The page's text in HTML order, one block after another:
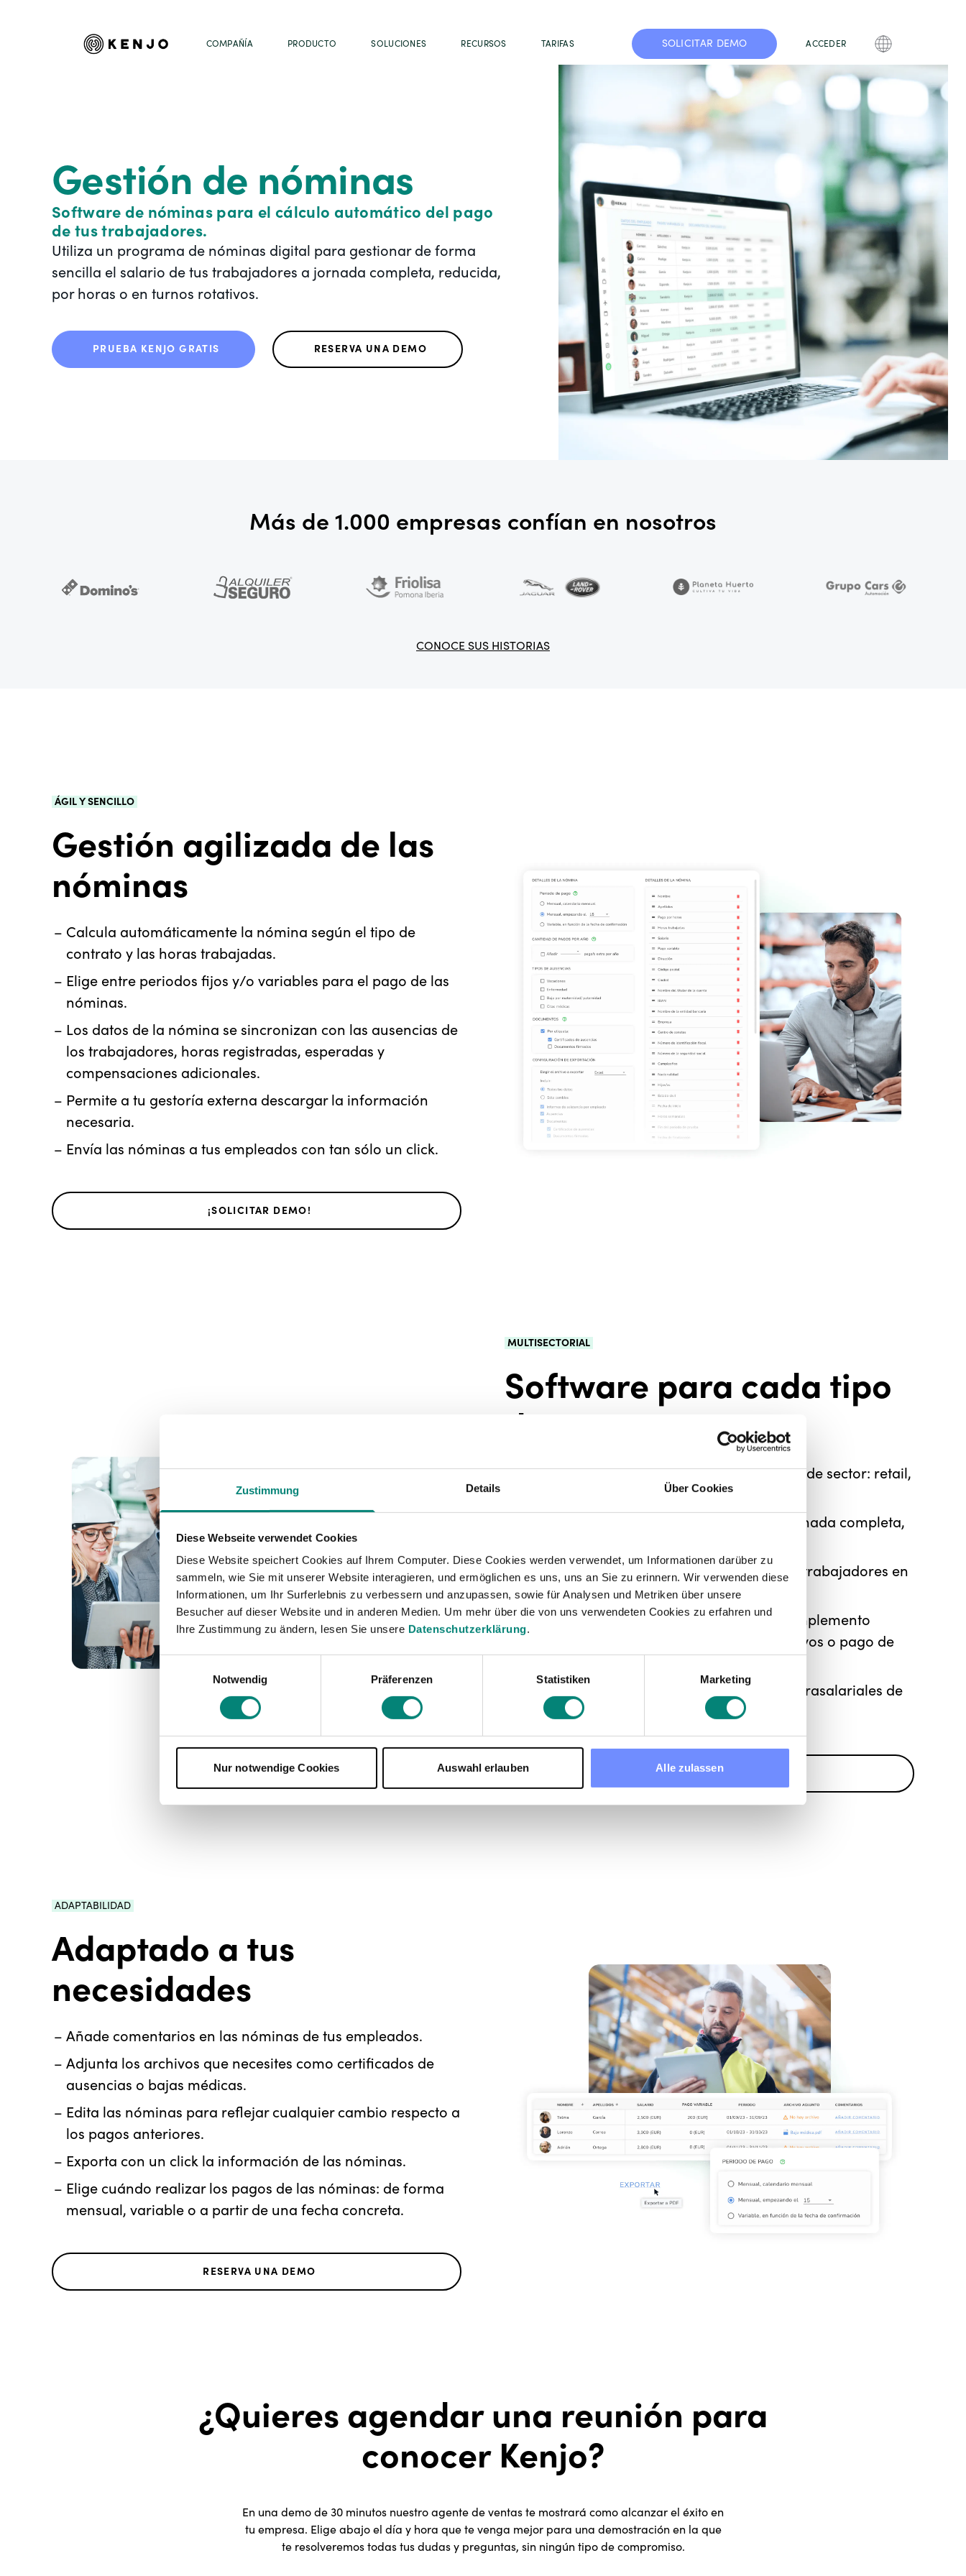
Zustimmung Details Über Cookies
Diese Webseite verwendet Cookies
Diese Website speichert Cookies auf Ihrem Computer. Diese Cookies werden verwendet, um Informationen darüber zu
sammeln, wie Sie mit unserer Website interagieren, und ermöglichen es uns, uns an Sie zu erinnern. Wir verwenden diese
Informationen, um Ihr Surferlebnis zu verbessern und anzupassen, sowie für Analysen und Metriken über unsere
Besucher auf dieser Website und in anderen Medien. Um mehr über die von uns verwendeten Cookies zu erfahren und
Ihre Zustimmung zu ändern, lesen Sie unsere Datenschutzerklärung.
Notwendig
Präferenzen Statistiken Marketing
Nur notwendige Cookies Auswahl erlauben Alle zulassen
COMPAÑÍA PRODUCTO SOLUCIONES RECURSOS TARIFAS SOLICITAR DEMO ACCEDER
Gestión de nóminas
Software de nóminas para el cálculo automático del pago
de tus trabajadores.
Utiliza un programa de nóminas digital para gestionar de forma
sencilla el salario de tus trabajadores a jornada completa, reducida,
por horas o en turnos rotativos.
PRUEBA KENJO GRATIS RESERVA UNA DEMO
Más de 1.000 empresas confían en nosotros
CONOCE SUS HISTORIAS
ÁGIL Y SENCILLO
Gestión agilizada de las
nóminas
Calcula automáticamente la nómina según el tipo de
contrato y las horas trabajadas.
Elige entre periodos fijos y/o variables para el pago de las
nóminas.
Los datos de la nómina se sincronizan con las ausencias de
los trabajadores, horas registradas, esperadas y
compensaciones adicionales.
Permite a tu gestoría externa descargar la información
necesaria.
Envía las nóminas a tus empleados con tan sólo un click.
¡SOLICITAR DEMO!
MULTISECTORIAL
Software para cada tipo
de empresa
Software de nóminas adaptado a todo tipo de sector: retail,
manufactura, servicios, salud, etc.
Simplifica los pagos a trabajadores con jornada completa,
Gestiona de forma sencilla las nóminas de trabajadores en
distintos centros de trabajo.
Incluye de forma automática cualquier complemento
salarial como plus por nocturnidad, incentivos o pago de
Refleja en las nóminas las percepciones extrasalariales de
tus trabajadores.
RESERVA UNA DEMO
ADAPTABILIDAD
Adaptado a tus
necesidades
Añade comentarios en las nóminas de tus empleados.
Adjunta los archivos que necesites como certificados de
ausencias o bajas médicas.
Edita las nóminas para reflejar cualquier cambio respecto a
los pagos anteriores.
Exporta con un click la información de las nóminas.
Elige cuándo realizar los pagos de las nóminas: de forma
mensual, variable o a partir de una fecha concreta.
RESERVA UNA DEMO
¿Quieres agendar una reunión para
conocer Kenjo?
En una demo de 30 minutos nuestro agente de ventas te mostrará como alcanzar el éxito en
tu empresa. Elige abajo el día y hora que te venga mejor para una demostración en la que
te resolveremos todas tus dudas y preguntas, sin ningún tipo de compromiso.